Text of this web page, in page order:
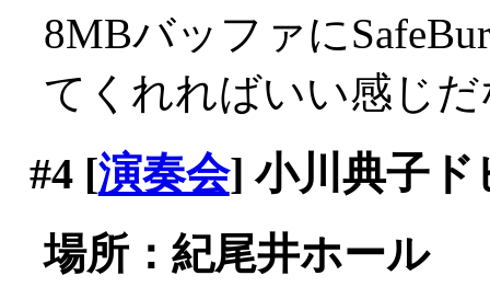
8MBバッファに
てくれればいい感じ
#4[演奏会] 小川典子
場所：紀尾井ホール